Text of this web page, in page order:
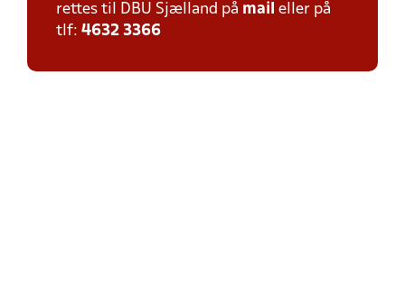
rettes til DBU Sjælland på mail eller på
tlf: 4632 3366